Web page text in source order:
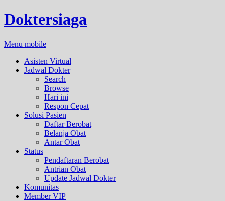
Doktersiaga
Menu mobile
Asisten Virtual
Jadwal Dokter
Search
Browse
Hari ini
Respon Cepat
Solusi Pasien
Daftar Berobat
Belanja Obat
Antar Obat
Status
Pendaftaran Berobat
Antrian Obat
Update Jadwal Dokter
Komunitas
Member VIP